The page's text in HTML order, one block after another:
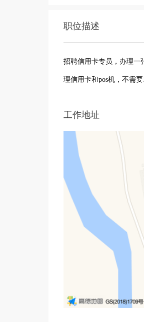
职位描述
招聘信用卡专员，办理一
理信用卡和pos机，不需
工作地址